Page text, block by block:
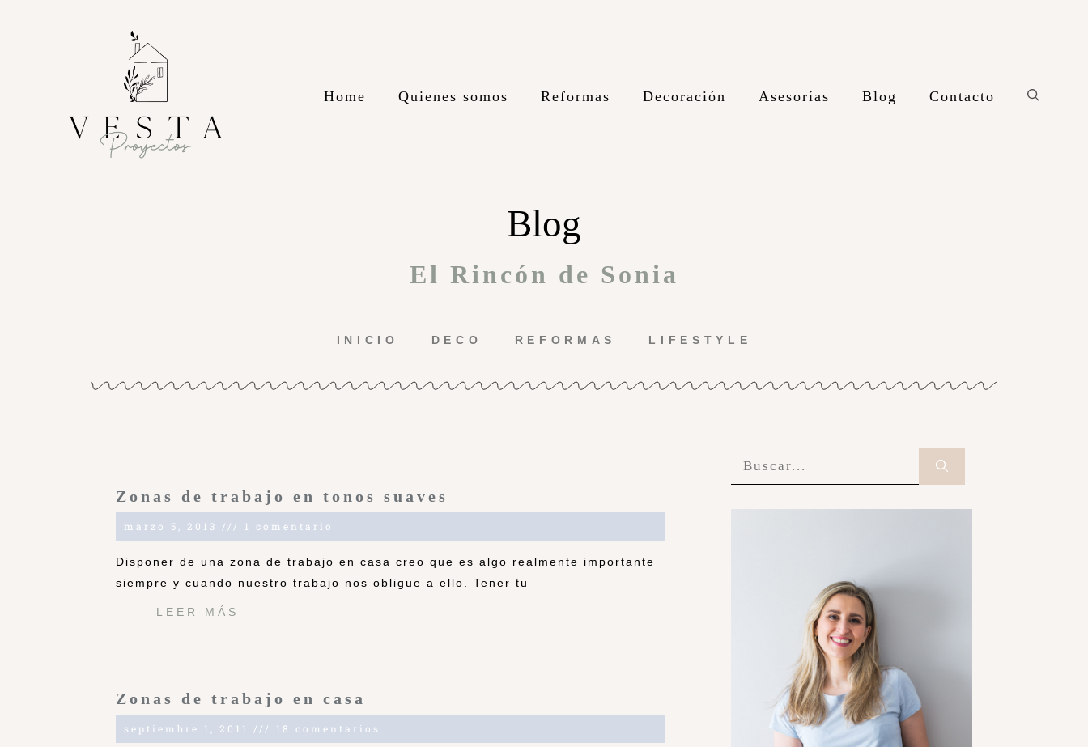
Home Quienes somos Reformas Decoración Asesorías Blog Contacto
Blog
El Rincón de Sonia
INICIO DECO REFORMAS LIFESTYLE
Zonas de trabajo en tonos suaves
marzo 5, 2013 1 comentario
Disponer de una zona de trabajo en casa creo que es algo realmente importante
siempre y cuando nuestro trabajo nos obligue a ello. Tener tu
LEER MÁS
Zonas de trabajo en casa
septiembre 1, 2011 18 comentarios